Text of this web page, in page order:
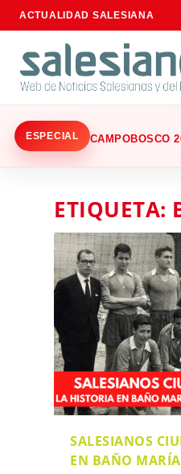
ACTUALIDAD SALESIANA
ESPECIAL CAMPOBOSCO
ETIQUETA:
SALESIANOS
EN BAÑO